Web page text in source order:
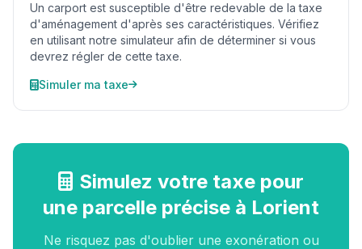
Un carport est susceptible d'être redevable de la taxe
d'aménagement d'après ses caractéristiques. Vérifiez
en utilisant notre simulateur afin de déterminer si vous
devrez régler de cette taxe.
Simuler ma taxe
Simulez votre taxe pour
une parcelle précise à Lorient
Ne risquez pas d'oublier une exonération ou